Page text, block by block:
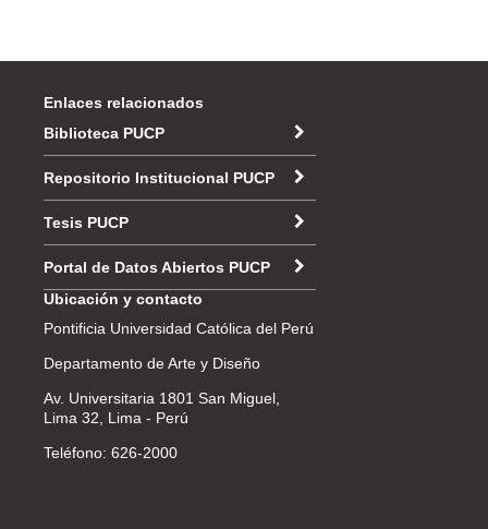
Enlaces relacionados
Biblioteca PUCP
Repositorio Institucional PUCP
Tesis PUCP
Portal de Datos Abiertos PUCP
Ubicación y contacto
Pontificia Universidad Católica del Perú
Departamento de Arte y Diseño
Av. Universitaria 1801 San Miguel,
Lima 32, Lima - Perú
Teléfono: 626-2000